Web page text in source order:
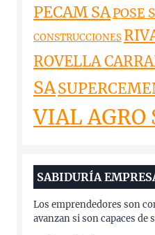
PECAM SAPOSE
CONSTRUCCIONES
ROVELLA
SA
VIAL AGRO
SABIDURÍA
Los emprendedores son
avanzan si son capaces de